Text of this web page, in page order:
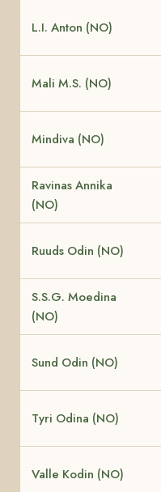
L.I. Anton (NO)
Mali M.S. (NO)
Mindiva (NO)
Ravinas Annika
(NO)
Ruuds Odin (NO)
S.S.G. Moedina
(NO)
Sund Odin (NO)
Tyri Odina (NO)
Valle Kodin (NO)